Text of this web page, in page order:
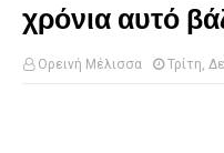
χρόνια αυτό
Ορεινή Μέλισσα Τρίτη,